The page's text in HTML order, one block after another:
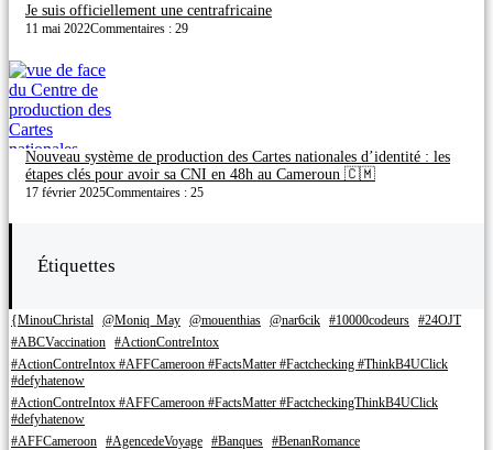
Je suis officiellement une centrafricaine
11 mai 2022Commentaires : 29
Nouveau système de production des Cartes nationales d’identité : les
étapes clés pour avoir sa CNI en 48h au Cameroun 🇨🇲
17 février 2025Commentaires : 25
Étiquettes
{MinouChristal @Moniq_May @mouenthias @nar6cik #10000codeurs #24OJT
#ABCVaccination #ActionContreIntox
#ActionContreIntox #AFFCameroon #FactsMatter #Factchecking #ThinkB4UClick
#defyhatenow
#ActionContreIntox #AFFCameroon #FactsMatter #FactcheckingThinkB4UClick
#defyhatenow
#AFFCameroon #AgencedeVoyage #Banques #BenanRomance